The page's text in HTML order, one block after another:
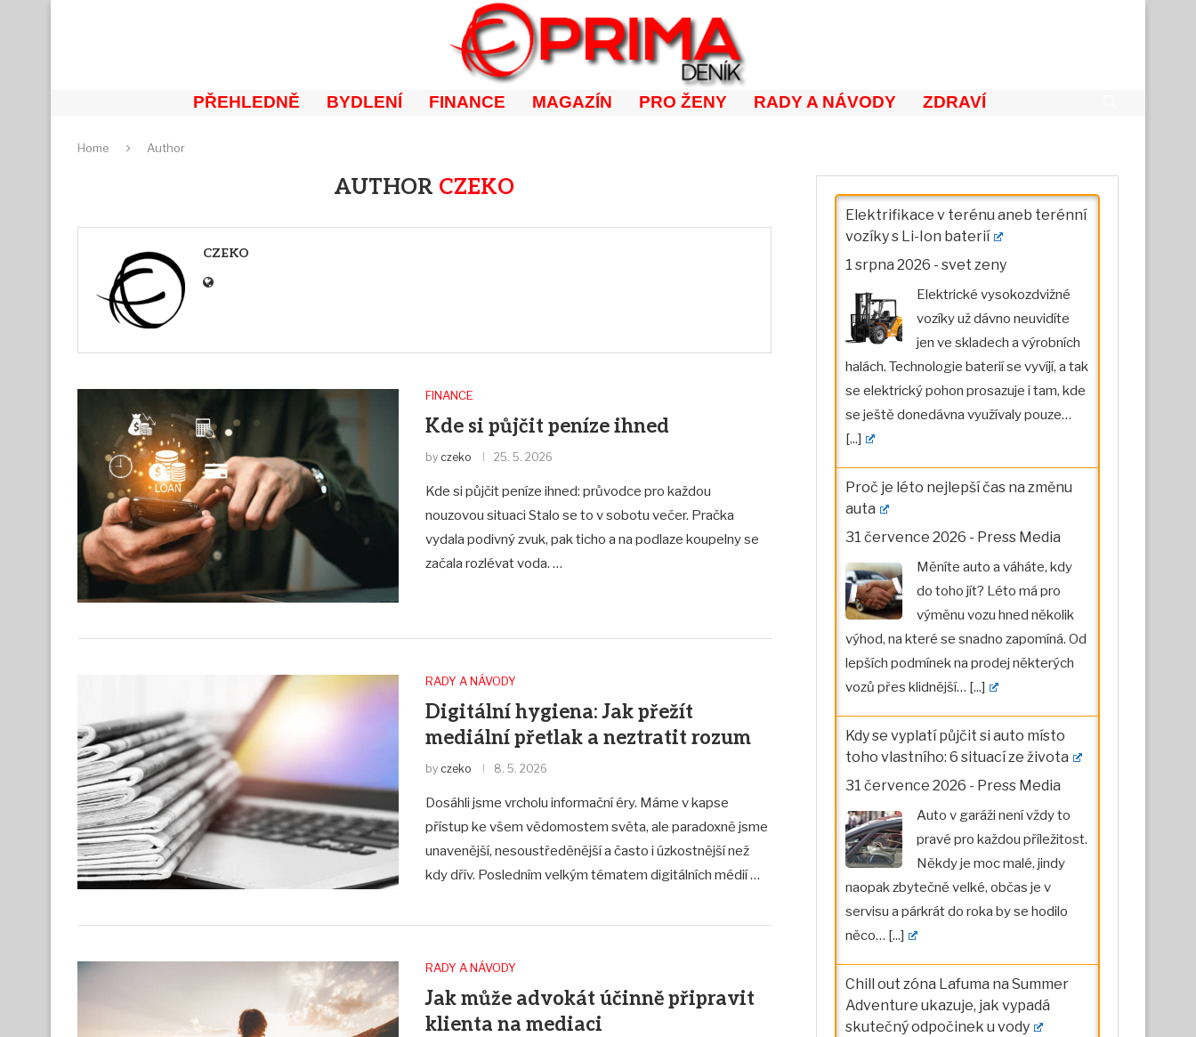
PŘEHLEDNĚ BYDLENÍ FINANCE MAGAZÍN PRO ŽENY RADY A NÁVODY ZDRAVÍ
Home Author
AUTHOR CZEKO
CZEKO
FINANCE
Kde si půjčit peníze ihned
by czeko 25. 5. 2026
Kde si půjčit peníze ihned: průvodce pro každou
nouzovou situaci Stalo se to v sobotu večer. Pračka
vydala podivný zvuk, pak ticho a na podlaze koupelny se
začala rozlévat voda. …
RADY A NÁVODY
Digitální hygiena: Jak přežít
mediální přetlak a neztratit rozum
by czeko 8. 5. 2026
Dosáhli jsme vrcholu informační éry. Máme v kapse
přístup ke všem vědomostem světa, ale paradoxně jsme
unavenější, nesoustředěnější a často i úzkostnější než
kdy dřív. Posledním velkým tématem digitálních médií …
RADY A NÁVODY
Jak může advokát účinně připravit
klienta na mediaci
Elektrifikace v terénu aneb terénní
vozíky s Li-Ion baterií
1 srpna 2026 - svet zeny
Elektrické vysokozdvižné
vozíky už dávno neuvidíte
jen ve skladech a výrobních
halách. Technologie baterií se vyvíjí, a tak
se elektrický pohon prosazuje i tam, kde
se ještě donedávna využívaly pouze…
[...]
Proč je léto nejlepší čas na změnu
auta
31 července 2026 - Press Media
Měníte auto a váháte, kdy
do toho jít? Léto má pro
výměnu vozu hned několik
výhod, na které se snadno zapomíná. Od
lepších podmínek na prodej některých
vozů přes klidnější… [...]
Kdy se vyplatí půjčit si auto místo
toho vlastního: 6 situací ze života
31 července 2026 - Press Media
Auto v garáži není vždy to
pravé pro každou příležitost.
Někdy je moc malé, jindy
naopak zbytečně velké, občas je v
servisu a párkrát do roka by se hodilo
něco… [...]
Chill out zóna Lafuma na Summer
Adventure ukazuje, jak vypadá
skutečný odpočinek u vody